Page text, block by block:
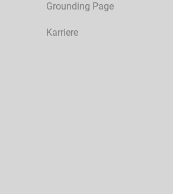
Grounding Page
Karriere